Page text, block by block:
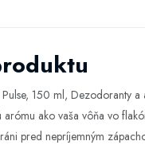
150 ml, Dezodoranty
arómu ako vaša vôňa vo
pred nepríjemným